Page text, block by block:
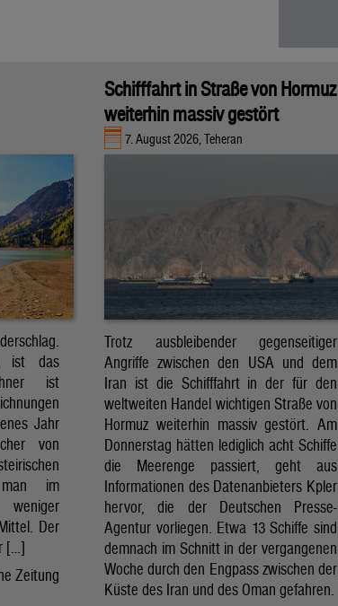
ist das
ist
Jahr
von
man im
Der
[…]
Zeitung
Schifffahrt in Straße von Hormuz
weiterhin massiv gestört
7. August 2026, Teheran
Trotz ausbleibender gegenseitiger
Angriffe zwischen den USA und dem
Iran ist die Schifffahrt in der für den
weltweiten Handel wichtigen Straße von
Hormuz weiterhin massiv gestört. Am
Donnerstag hätten lediglich acht Schiffe
die Meerenge passiert, geht aus
Informationen des Datenanbieters Kpler
hervor, die der Deutschen Presse-
Agentur vorliegen. Etwa 13 Schiffe sind
demnach im Schnitt in der vergangenen
Woche durch den Engpass zwischen der
Küste des Iran und des Oman gefahren.